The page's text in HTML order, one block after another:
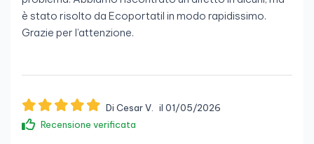
è stato risolto da Ecoportatil in modo rapidissimo.
Grazie per l’attenzione.
Di Cesar V.
il 01/05/2026
Recensione verificata